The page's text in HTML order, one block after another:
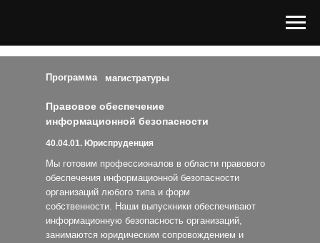
40.04.01. Юриспруденция
Правовое обеспечение
информационной безопасности
Мы готовим профессионалов в области правового
обеспечения информационной безопасности
организаций любого типа и форм
собственности. Наши выпускники обеспечивают
информационную безопасность организаций,
занимаются юридическим сопровождением и
Программа магистратуры